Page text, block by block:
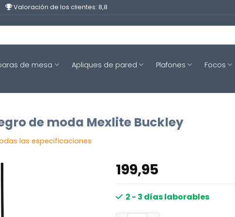
Valoración de los clientes: 8,8
de mesa Apliques de pared Plafones Focos
de moda Mexlite Buckley
las especificaciones
199,95
2 - 3 días laborables